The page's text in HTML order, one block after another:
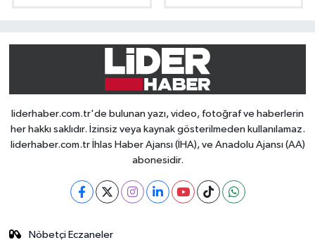
liderhaber.com.tr'de bulunan yazı, video, fotoğraf ve haberlerin
her hakkı saklıdır. İzinsiz veya kaynak gösterilmeden kullanılamaz.
liderhaber.com.tr İhlas Haber Ajansı (İHA), ve Anadolu Ajansı (AA)
abonesidir.
Nöbetçi Eczaneler